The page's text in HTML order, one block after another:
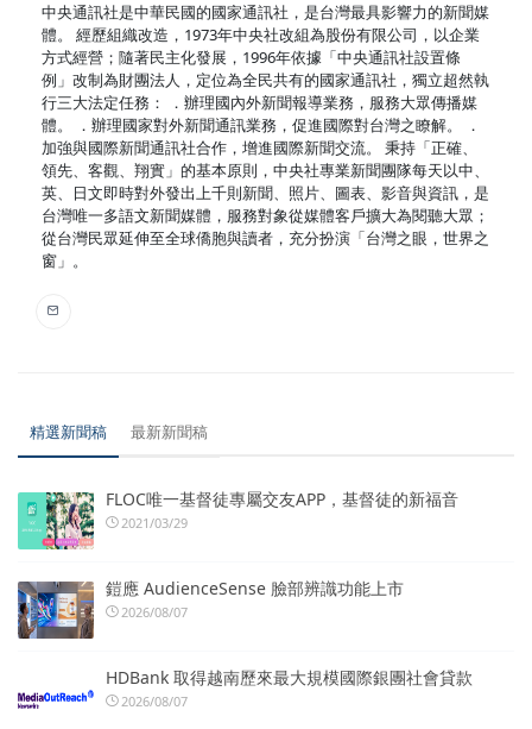
中央通訊社是中華民國的國家通訊社，是台灣最具影響力的新聞媒
體。 經歷組織改造，1973年中央社改組為股份有限公司，以企業
方式經營；隨著民主化發展，1996年依據「中央通訊社設置條
例」改制為財團法人，定位為全民共有的國家通訊社，獨立超然執
行三大法定任務： ．辦理國內外新聞報導業務，服務大眾傳播媒
體。 ．辦理國家對外新聞通訊業務，促進國際對台灣之瞭解。 ．
加強與國際新聞通訊社合作，增進國際新聞交流。 秉持「正確、
領先、客觀、翔實」的基本原則，中央社專業新聞團隊每天以中、
英、日文即時對外發出上千則新聞、照片、圖表、影音與資訊，是
台灣唯一多語文新聞媒體，服務對象從媒體客戶擴大為閱聽大眾；
從台灣民眾延伸至全球僑胞與讀者，充分扮演「台灣之眼，世界之
窗」。
精選新聞稿 最新新聞稿
FLOC唯一基督徒專屬交友APP，基督徒的新福音
2021/03/29
鎧應 AudienceSense 臉部辨識功能上市
2026/08/07
HDBank 取得越南歷來最大規模國際銀團社會貸款
2026/08/07